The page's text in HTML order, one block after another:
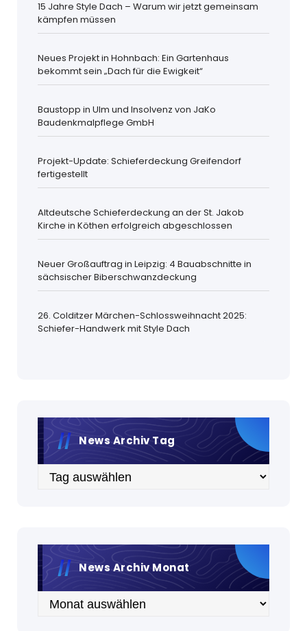
15 Jahre Style Dach – Warum wir jetzt gemeinsam
kämpfen müssen
Neues Projekt in Hohnbach: Ein Gartenhaus
bekommt sein „Dach für die Ewigkeit“
Baustopp in Ulm und Insolvenz von JaKo
Baudenkmalpflege GmbH
Projekt-Update: Schieferdeckung Greifendorf
fertigestellt
Altdeutsche Schieferdeckung an der St. Jakob
Kirche in Köthen erfolgreich abgeschlossen
Neuer Großauftrag in Leipzig: 4 Bauabschnitte in
sächsischer Biberschwanzdeckung
26. Colditzer Märchen-Schlossweihnacht 2025:
Schiefer-Handwerk mit Style Dach
News Archiv Tag
Archiv
News Archiv Monat
Archiv